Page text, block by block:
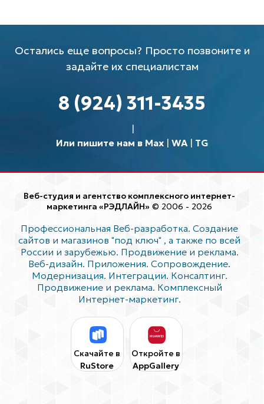
Остались еще вопросы? Просто позвоните и
задайте их специалистам
8 (924) 311-3435
Или пишите нам в Max| WA| TG
Веб-студия и агентство комплексного интернет-
маркетинга «РЭДЛАЙН» © 2006 - 2026
Профессиональная Веб-разработка. Создание
сайтов и магазинов "под ключ" , а также по всей
России и зарубежью. Продвижение и реклама.
Веб-дизайн. Приложения. Сопровождение.
Модернизация. Интеграции. Консалтинг.
Продвижение и реклама. Комплексный
Интернет-маркетинг.
Скачайте в
RuStore
Откройте в
AppGallery